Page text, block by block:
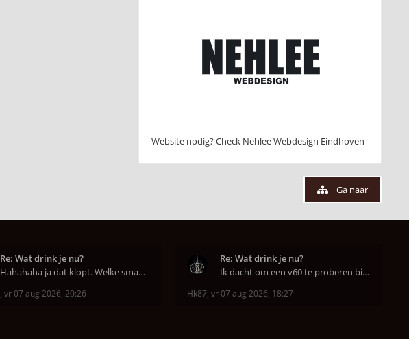
Website nodig? Check Nehlee Webdesign Eindhoven
Ga naar
Re: Wat drink je nu?
Hahahaha ja dat klopt. Welke smaak had je?? Ben
, vr 07 aug 2026, 20:26
Re: Wat drink je nu?
Ik dacht om een v60 te proberen bij DAK in Amsterd
Hk87, vr 07 aug 2026, 18:27